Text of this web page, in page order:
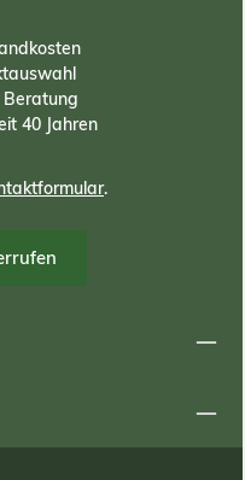
40 Jahren
.